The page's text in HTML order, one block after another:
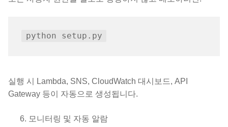
실행 시 Lambda, SNS, CloudWatch 대시보드, API
Gateway 등이 자동으로 생성됩니다.
모니터링 및 자동 알람